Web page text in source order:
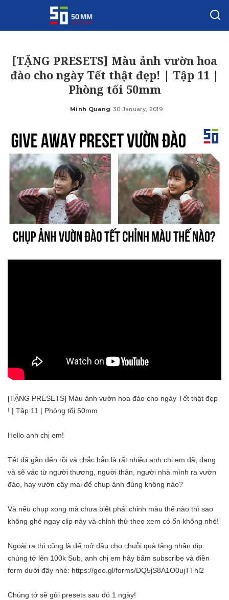
[TẶNG PRESETS] Màu ảnh vườn hoa
đào cho ngày Tết thật đẹp! | Tập 11 |
Phòng tối 50mm
Posted
Minh Quang 30 January, 2019
[TẶNG PRESETS] Màu ảnh vườn hoa đào cho ngày Tết thật đẹp
! | Tập 11 | Phòng tối 50mm
Hello anh chị em!
Tết đã gần đến rồi và chắc hẳn là rất nhiều anh chị em đã, đang
và sẽ vác từ người thương, người thân, người nhà mình ra vườn
đào, hay vườn cây mai để chup ảnh đúng không nào?
Và nếu chụp xong mà chưa biết phải chỉnh màu thế nào thì sao
không ghé ngay clip này và chỉnh thử theo xem có ổn không nhé!
Ngoài ra thì cũng là để mở đầu cho chuỗi quà tặng nhân dịp
chúng tớ lên 100k Sub, anh chị em hãy bấm subscribe và điền
form dưới đây nhé: https://goo.gl/forms/DQ5jS8A1O0ujTThl2
Chúng tớ sẽ gửi presets sau đó 1 ngày!